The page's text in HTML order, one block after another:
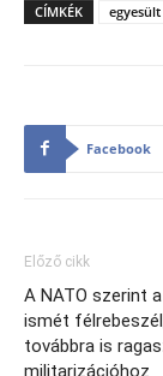
CÍMKÉK
Facebook
Előző cikk
A NATO szerint
ismét
továbbra is
militarizációhoz